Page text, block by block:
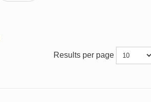
Results per page